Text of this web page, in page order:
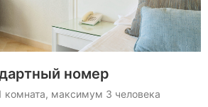
номер
комната, максимум 3 человека